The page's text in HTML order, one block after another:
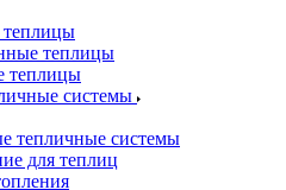
теплицы
теплицы
системы
тепличные системы
для теплиц